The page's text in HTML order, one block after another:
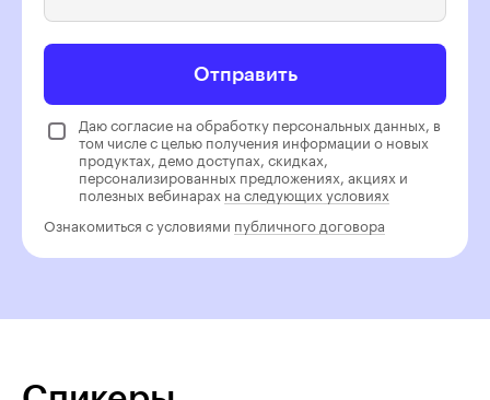
Отправить
Даю согласие на обработку персональных данных, в
том числе с целью получения информации о новых
продуктах, демо доступах, скидках,
персонализированных предложениях, акциях и
полезных вебинарах на следующих условиях
Ознакомиться с условиями публичного договора